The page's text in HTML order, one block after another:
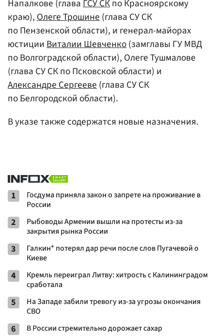
Напалкове (главаГСУ СКпо Красноярскому
краю),Олеге Трошине(глава СУ СК
по Пензенской области), и генерал-майорах
юстицииВиталии Шевченко(замглавы ГУ МВД
по Волгоградской области), Олеге Тушмалове
(глава СУ СК по Псковской области) и
Александре Сергееве(глава СУ СК
по Белгородской области).
В указе также содержатся новые назначения.
1
Госдума приняла закон о запрете на проживание в
России
2
Рыбоводы Армении вышли на протесты из-за
закрытия рынка России
3
Галкин* потерял дар речи после слов Пугачевой о
Киеве
4
Кремль переиграл Литву: хитрость с Калининградом
сработала
5
На Западе забили тревогу из-за угрозы окончания
СВО
6 В России стремительно дорожает сахар